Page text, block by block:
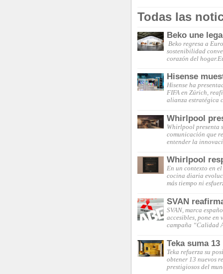
Todas las
Beko une
Beko regresa a
sostenibilidad
corazón del
Hisense
Hisense ha
FIFA en Zúrich,
alianza estratégica
Whirlpool
Whirlpool presenta
comunicación que
entender la
Whirlpool
En un contexto en
cocina diaria
más tiempo ni
SVAN
SVAN, marca
accesibles, pone en
campaña “Calidad
Teka suma
Teka refuerza su
obtener 13 nuevos
prestigiosos del